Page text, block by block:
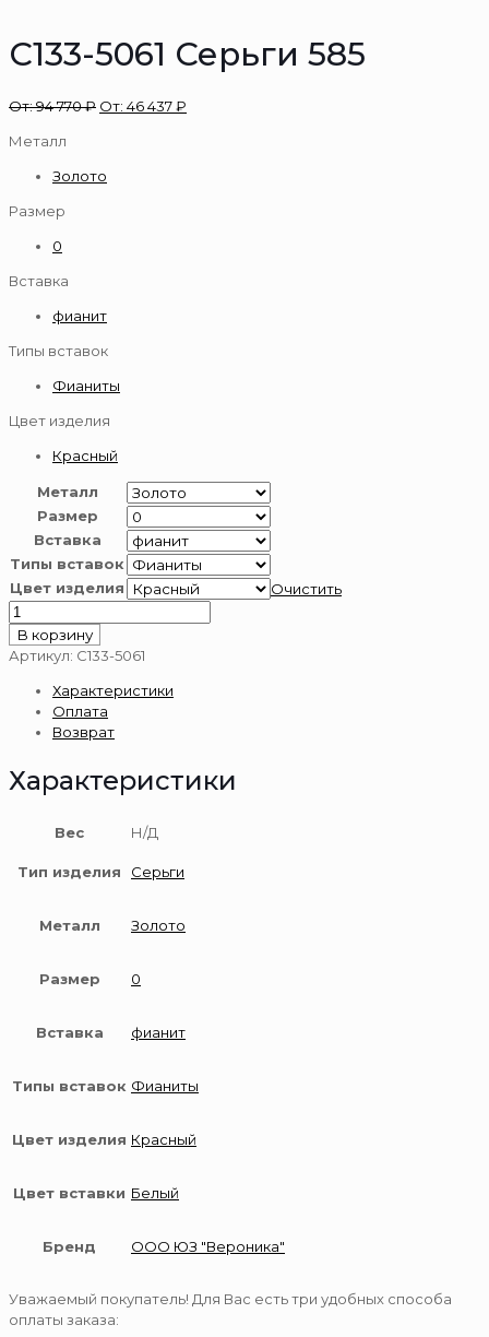
С133-5061 Серьги 585
От:94 770₽ От: 46 437₽
Металл
Золото
Размер
0
Вставка
фианит
Типы вставок
Фианиты
Цвет изделия
Красный
Металл
Размер
Вставка
Типы вставок
Цвет изделия
Очистить
Количество
товара
С133-
Серьги
В корзину
Артикул: С133-5061
Характеристики
Оплата
Возврат
Характеристики
Вес Н/Д
Тип изделия Серьги
Металл Золото
Размер 0
Вставка фианит
Типы вставок Фианиты
Цвет изделия Красный
Цвет вставки Белый
Бренд ООО ЮЗ "Вероника"
Уважаемый покупатель! Для Вас есть три удобных способа
оплаты заказа: